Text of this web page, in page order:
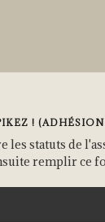
! (ADHÉSION
les statuts de
remplir ce